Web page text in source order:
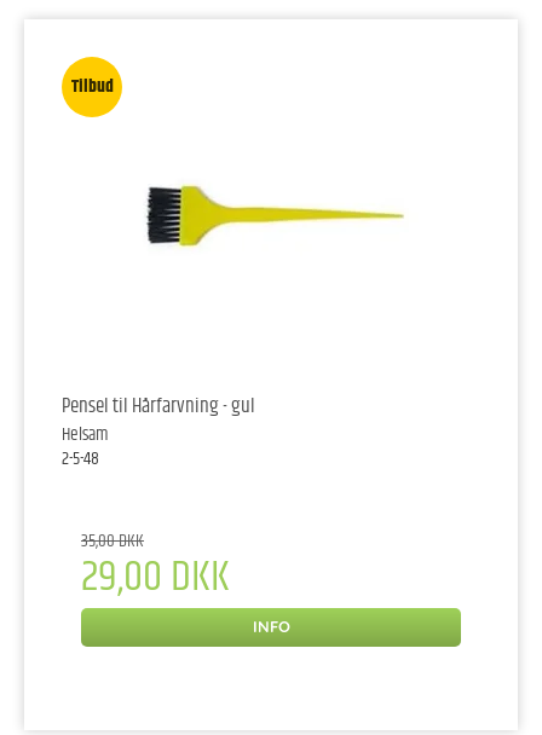
Tilbud
Pensel til Hårfarvning - gul
Helsam
2-5-48
35,00 DKK
29,00 DKK
INFO